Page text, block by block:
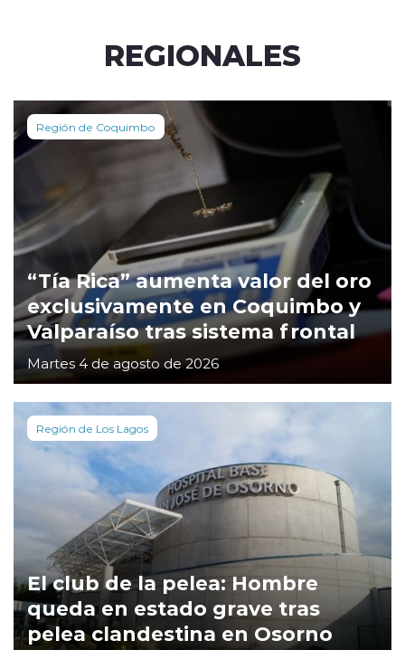
REGIONALES
Región de Coquimbo
“Tía Rica” aumenta valor del oro
exclusivamente en Coquimbo y
Valparaíso tras sistema frontal
Martes 4 de agosto de 2026
Región de Los Lagos
El club de la pelea: Hombre
queda en estado grave tras
pelea clandestina en Osorno